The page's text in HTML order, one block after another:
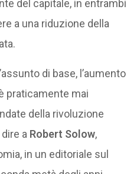
del capitale, in entrambi
a una riduzione della
di base, l’aumento
praticamente mai
della rivoluzione
a Robert Solow,
in un editoriale sul